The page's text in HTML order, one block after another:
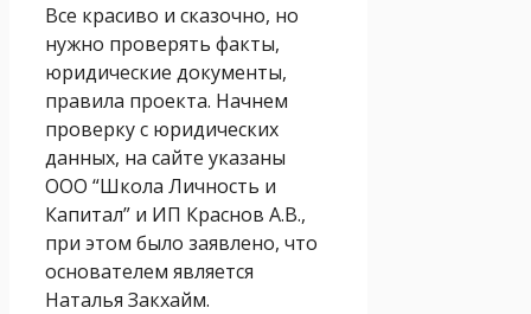
Все красиво и сказочно, но
нужно проверять факты,
юридические документы,
правила проекта. Начнем
проверку с юридических
данных, на сайте указаны
ООО “Школа Личность и
Капитал” и ИП Краснов А.В.,
при этом было заявлено, что
основателем является
Наталья Закхайм.